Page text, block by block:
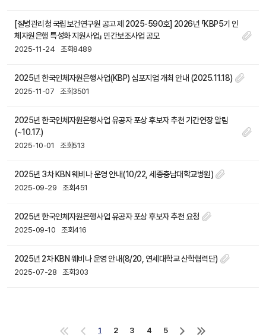
[질병관리청 국립보건연구원 공고 제 2025-590호] 2026년 「KBP5기 인
체자원은행 특성화 지원사업」 민간보조사업 공모
2025-11-24 조회8489
2025년 한국인체자원은행사업(KBP) 심포지엄 개최 안내 (2025.11.18)
2025-11-07 조회3501
2025년 한국인체자원은행사업 유공자 포상 후보자 추천 기간연장 알림
(~10.17.)
2025-10-01 조회513
2025년 3차 KBN 웨비나 운영 안내(10/22, 세종충남대학교병원)
2025-09-29 조회451
2025년 한국인체자원은행사업 유공자 포상 후보자 추천 요청
2025-09-10 조회416
2025년 2차 KBN 웨비나 운영 안내(8/20, 연세대학교 산학협력단)
2025-07-28 조회303
1 2 3 4
5